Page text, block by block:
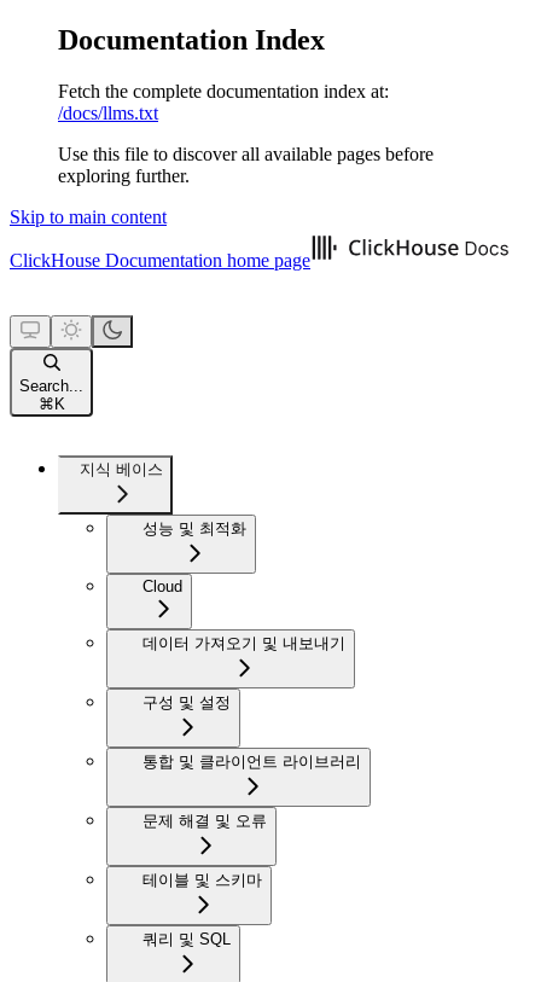
Documentation Index
Fetch the complete documentation index at:
/docs/llms.txt
Use this file to discover all available pages before
exploring further.
Skip to main content
ClickHouse Documentation home page
Search...
⌘ K
지식 베이스
성능 및 최적화
Cloud
데이터 가져오기 및 내보내기
구성 및 설정
통합 및 클라이언트 라이브러리
문제 해결 및 오류
테이블 및 스키마
쿼리 및 SQL